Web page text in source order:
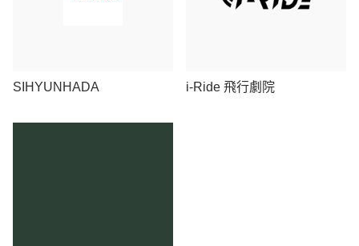
SIHYUNHADA i-Ride 飛行劇院